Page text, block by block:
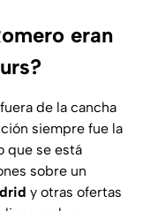
eran
de la cancha
siempre fue la
que se está
sobre un
y otras ofertas